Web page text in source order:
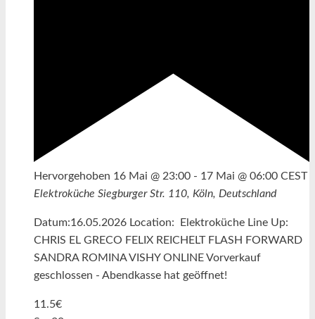
Hervorgehoben 16 Mai @ 23:00 - 17 Mai @ 06:00 CEST
Elektroküche Siegburger Str. 110, Köln, Deutschland
Datum:16.05.2026 Location: Elektroküche Line Up:
CHRIS EL GRECO FELIX REICHELT FLASH FORWARD
SANDRA ROMINA VISHY ONLINE Vorverkauf
geschlossen - Abendkasse hat geöffnet!
11.5€